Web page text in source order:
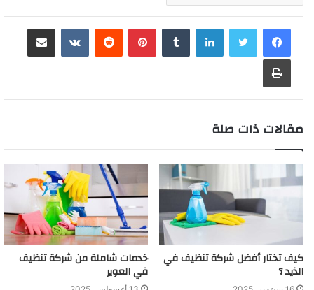
لينكدإن بينتيريست مشاركة عبر البريد
طباعة
مقالات ذات صلة
كيف تختار أفضل شركة تنظيف في
الذيد ؟
خدمات شاملة من شركة تنظيف
في العوير